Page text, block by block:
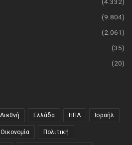
(9.804)
(2.061)
(35)
(20)
Διεθνή Ελλάδα ΗΠΑ Ισραήλ
Οικονομία Πολιτική